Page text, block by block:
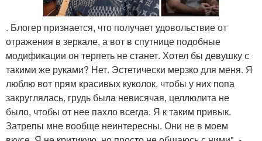
. Блогер признается, что получает удовольствие от
отражения в зеркале, а вот в спутнице подобные
модификации он терпеть не станет. Хотел бы девушку с
такими же руками? Нет. Эстетически мерзко для меня. Я
люблю вот прям красивых куколок, чтобы у них попа
закруглялась, грудь была невисячая, целлюлита не
было, чтобы от нее пахло всегда. Я к таким привык.
Затрепы мне вообще неинтересны. Они не в моем